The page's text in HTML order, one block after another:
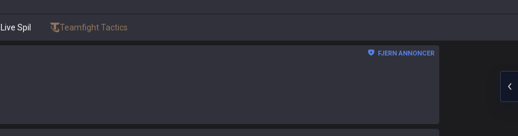
Live Spil Teamfight Tactics
FJERN ANNONCER